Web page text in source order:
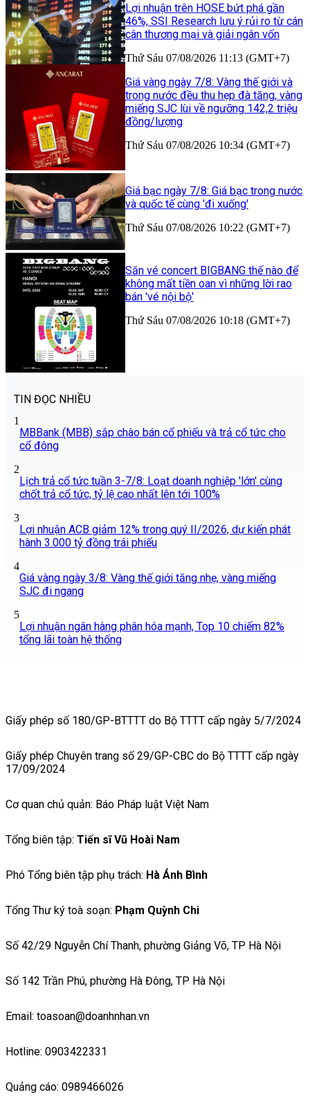
Lợi nhuận trên HOSE bứt phá gần
46%, SSI Research lưu ý rủi ro từ cán
cân thương mại và giải ngân vốn
Thứ Sáu 07/08/2026 11:13 (GMT+7)
Giá vàng ngày 7/8: Vàng thế giới và
trong nước đều thu hẹp đà tăng, vàng
miếng SJC lùi về ngưỡng 142,2 triệu
đồng/lượng
Thứ Sáu 07/08/2026 10:34 (GMT+7)
Giá bạc ngày 7/8: Giá bạc trong nước
và quốc tế cùng 'đi xuống'
Thứ Sáu 07/08/2026 10:22 (GMT+7)
Săn vé concert BIGBANG thế nào để
không mất tiền oan vì những lời rao
bán 'vé nội bộ'
Thứ Sáu 07/08/2026 10:18 (GMT+7)
TIN ĐỌC NHIỀU
1
MBBank (MBB) sắp chào bán cổ phiếu và trả cổ tức cho
cổ đông
2
Lịch trả cổ tức tuần 3-7/8: Loạt doanh nghiệp 'lớn' cùng
chốt trả cổ tức, tỷ lệ cao nhất lên tới 100%
3
Lợi nhuận ACB giảm 12% trong quý II/2026, dự kiến phát
hành 3.000 tỷ đồng trái phiếu
4
Giá vàng ngày 3/8: Vàng thế giới tăng nhẹ, vàng miếng
SJC đi ngang
5
Lợi nhuận ngân hàng phân hóa mạnh, Top 10 chiếm 82%
tổng lãi toàn hệ thống
Giấy phép số 180/GP-BTTTT do Bộ TTTT cấp ngày 5/7/2024
Giấy phép Chuyên trang số 29/GP-CBC do Bộ TTTT cấp ngày
17/09/2024
Cơ quan chủ quản: Báo Pháp luật Việt Nam
Tổng biên tập: Tiến sĩ Vũ Hoài Nam
Phó Tổng biên tập phụ trách: Hà Ánh Bình
Tổng Thư ký toà soạn: Phạm Quỳnh Chi
Số 42/29 Nguyễn Chí Thanh, phường Giảng Võ, TP Hà Nội
Số 142 Trần Phú, phường Hà Đông, TP Hà Nội
Email: toasoan@doanhnhan.vn
Hotline: 0903422331
Quảng cáo: 0989466026